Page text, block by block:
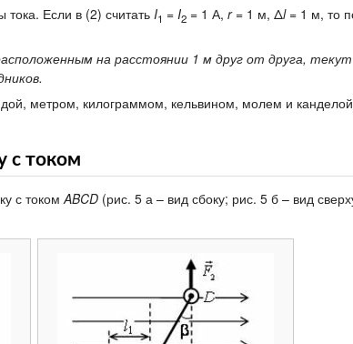
Если в (2) считать I1 = I2 = 1 А, r= 1 м, Δl= 1 м, то
на расстоянии 1 м друг от друга,
метром, килограммом, кельвином, молем и
с током
с токомABCD (рис. 5 а – вид сбоку; рис. 5 б – вид